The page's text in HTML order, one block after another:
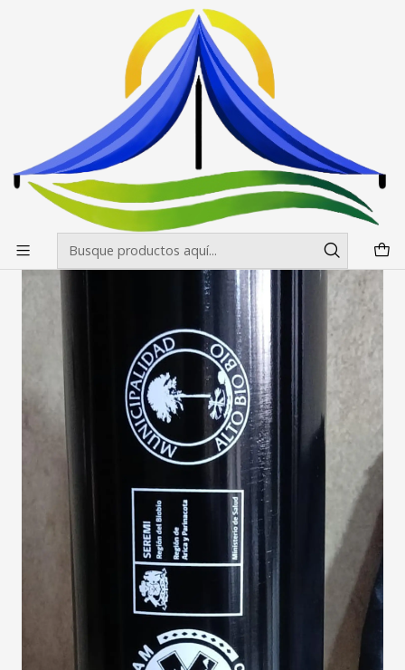
Envíos gratis desde $500.000 en Santiago
Trabajos hechos
Botella de Aluminio 750cc IMPRESA a un color